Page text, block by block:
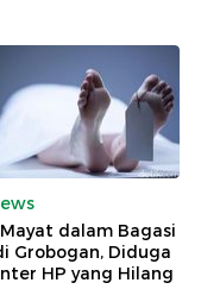
dalam Bagasi
Grobogan, Diduga
HP yang Hilang